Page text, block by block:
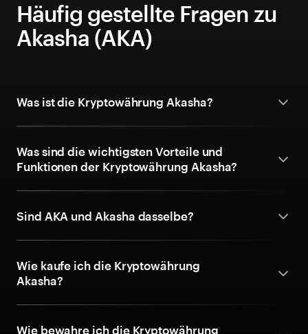
Häufig gestellte Fragen zu
Akasha (AKA)
Was ist die Kryptowährung Akasha?
Was sind die wichtigsten Vorteile und
Funktionen der Kryptowährung Akasha?
Sind AKA und Akasha dasselbe?
Wie kaufe ich die Kryptowährung
Akasha?
Wie bewahre ich die Kryptowährung